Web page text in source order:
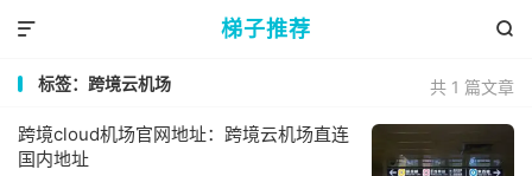
梯子推荐 

共 1 篇文章
标签：跨境云机场
跨境cloud机场官网地址：跨境云机场直连
国内地址